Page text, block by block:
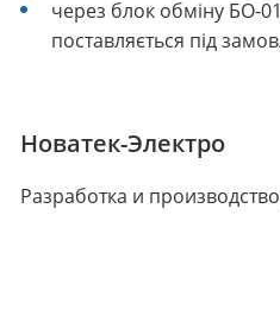
через блок обміну БO-
поставляється під
Новатек-Электро
Разработка и